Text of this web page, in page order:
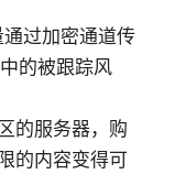
过加密通道传
的被跟踪风
的服务器，购
的内容变得可